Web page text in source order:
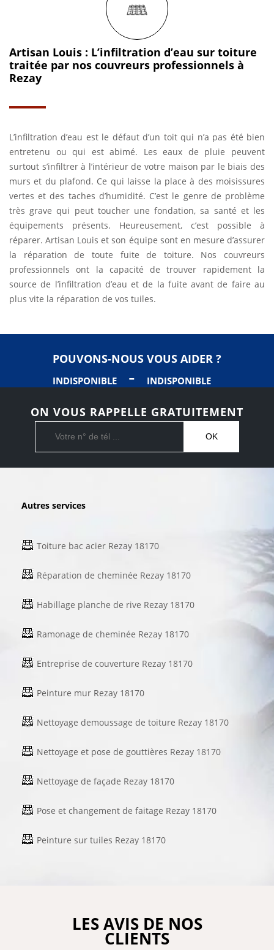
Artisan Louis : L’infiltration d’eau sur toiture
traitée par nos couvreurs professionnels à
Rezay
L’infiltration d’eau est le défaut d’un toit qui n’a pas été bien
entretenu ou qui est abimé. Les eaux de pluie peuvent
surtout s’infiltrer à l’intérieur de votre maison par le biais des
murs et du plafond. Ce qui laisse la place à des moisissures
vertes et des taches d’humidité. C’est le genre de problème
très grave qui peut toucher une fondation, sa santé et les
équipements présents. Heureusement, c’est possible à
réparer. Artisan Louis et son équipe sont en mesure d’assurer
la réparation de toute fuite de toiture. Nos couvreurs
professionnels ont la capacité de trouver rapidement la
source de l’infiltration d’eau et de la fuite avant de faire au
plus vite la réparation de vos tuiles.
POUVONS-NOUS VOUS AIDER ?
INDISPONIBLE - INDISPONIBLE
ON VOUS RAPPELLE GRATUITEMENT
Autres services
Toiture bac acier Rezay 18170
Réparation de cheminée Rezay 18170
Habillage planche de rive Rezay 18170
Ramonage de cheminée Rezay 18170
Entreprise de couverture Rezay 18170
Peinture mur Rezay 18170
Nettoyage demoussage de toiture Rezay 18170
Nettoyage et pose de gouttières Rezay 18170
Nettoyage de façade Rezay 18170
Pose et changement de faitage Rezay 18170
Peinture sur tuiles Rezay 18170
LES AVIS DE NOS
CLIENTS